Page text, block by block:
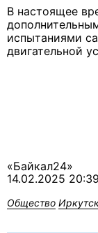
В настоящее
испытаниями
двигательной
«Байкал24»
14.02.2025 20:39
Общество